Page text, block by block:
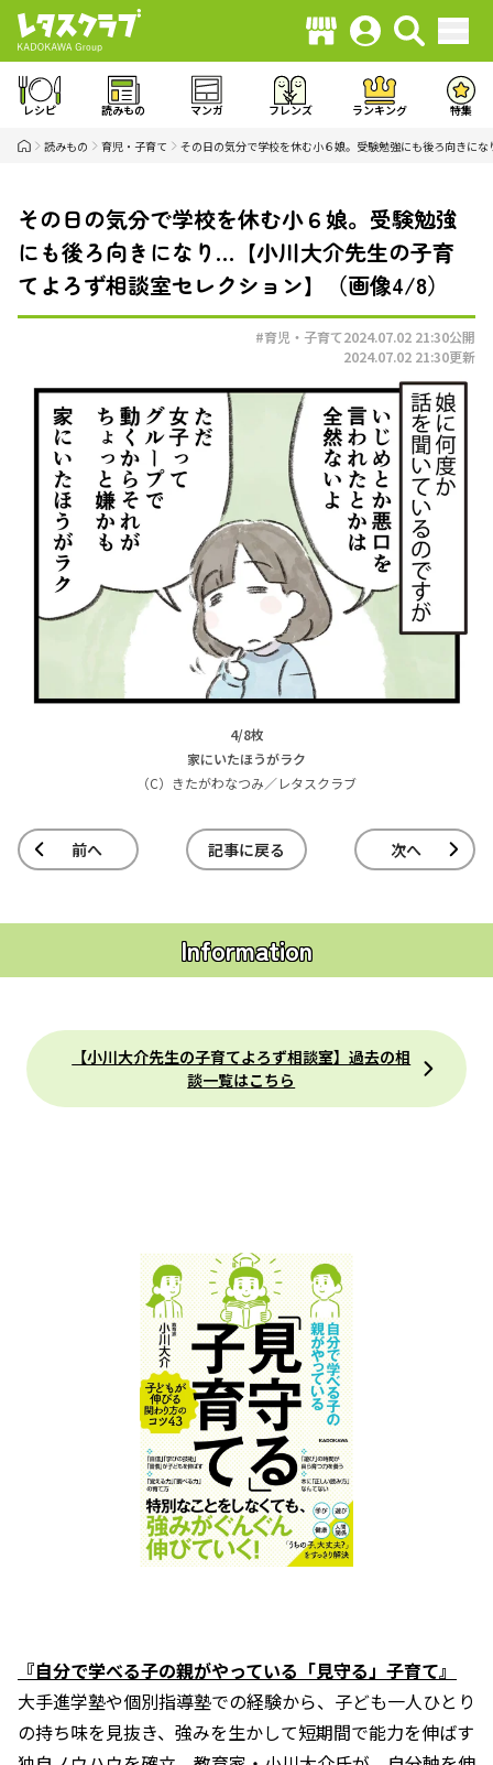
レシピ 読みもの マンガ フレンズ ランキング 特集
読みもの 育児・子育て その日の気分で学校を休む小６娘。受験勉強にも後ろ向きに
その日の気分で学校を休む小６娘。受験勉強
にも後ろ向きになり…【小川大介先生の子育
てよろず相談室セレクション】（画像4/8）
#育児・子育て2024.07.02 21:30公開
2024.07.02 21:30更新
4/8枚
家にいたほうがラク
（C）きたがわなつみ／レタスクラブ
前へ 記事に戻る 次へ
Information
【小川大介先生の子育てよろず相談室】過去の相
談一覧はこちら
『自分で学べる子の親がやっている「見守る」子育て』
大手進学塾や個別指導塾での経験から、子ども一人ひとり
の持ち味を見抜き、強みを生かして短期間で能力を伸ばす